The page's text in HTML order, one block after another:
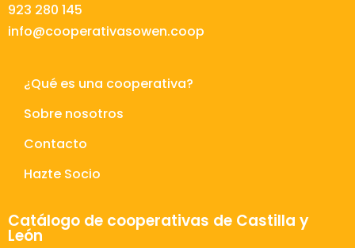
923 280 145
info@cooperativasowen.coop
¿Qué es una cooperativa?
Sobre nosotros
Contacto
Hazte Socio
Catálogo de cooperativas de Castilla y
León